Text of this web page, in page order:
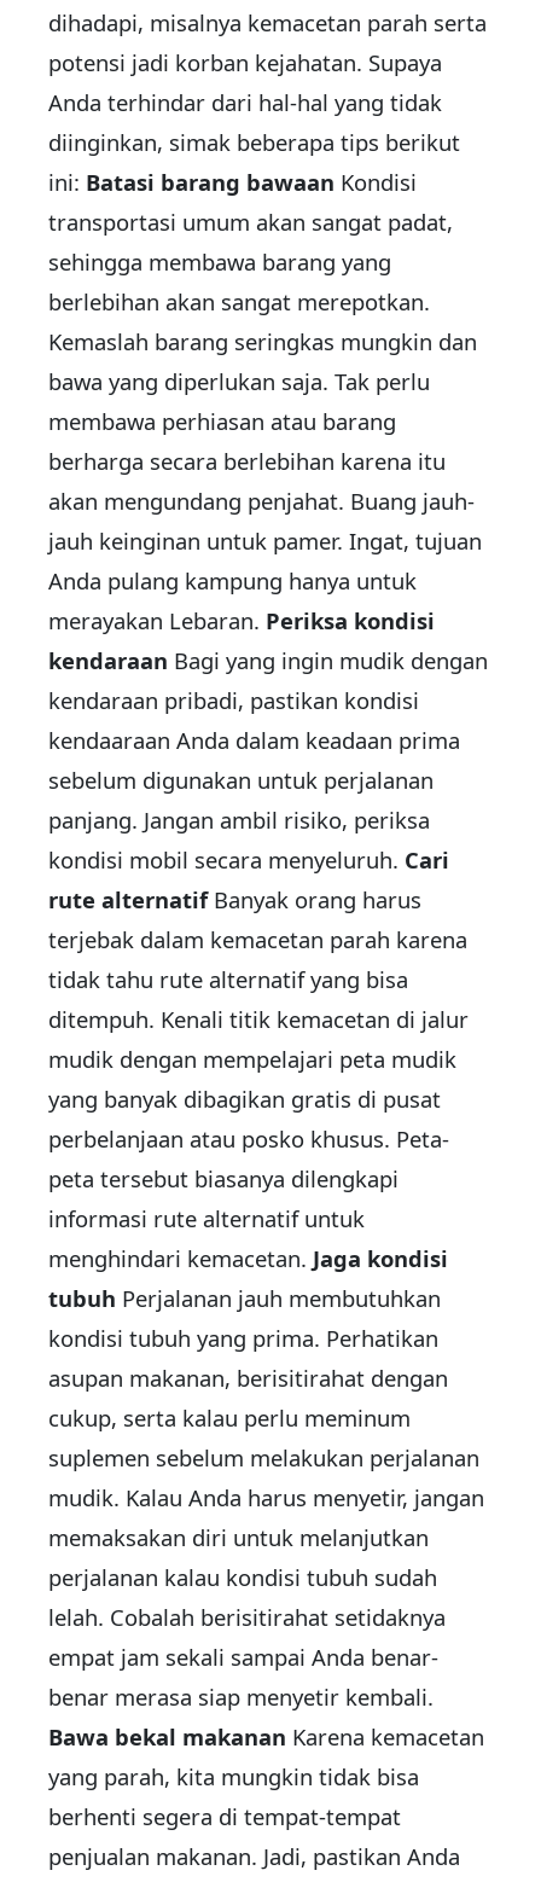
dihadapi, misalnya kemacetan parah serta
potensi jadi korban kejahatan. Supaya
Anda terhindar dari hal-hal yang tidak
diinginkan, simak beberapa tips berikut
ini: Batasi barang bawaan Kondisi
transportasi umum akan sangat padat,
sehingga membawa barang yang
berlebihan akan sangat merepotkan.
Kemaslah barang seringkas mungkin dan
bawa yang diperlukan saja. Tak perlu
membawa perhiasan atau barang
berharga secara berlebihan karena itu
akan mengundang penjahat. Buang jauh-
jauh keinginan untuk pamer. Ingat, tujuan
Anda pulang kampung hanya untuk
merayakan Lebaran. Periksa kondisi
kendaraan Bagi yang ingin mudik dengan
kendaraan pribadi, pastikan kondisi
kendaaraan Anda dalam keadaan prima
sebelum digunakan untuk perjalanan
panjang. Jangan ambil risiko, periksa
kondisi mobil secara menyeluruh. Cari
rute alternatifBanyak orang harus
terjebak dalam kemacetan parah karena
tidak tahu rute alternatif yang bisa
ditempuh. Kenali titik kemacetan di jalur
mudik dengan mempelajari peta mudik
yang banyak dibagikan gratis di pusat
perbelanjaan atau posko khusus. Peta-
peta tersebut biasanya dilengkapi
informasi rute alternatif untuk
menghindari kemacetan. Jaga kondisi
tubuh Perjalanan jauh membutuhkan
kondisi tubuh yang prima. Perhatikan
asupan makanan, berisitirahat dengan
cukup, serta kalau perlu meminum
suplemen sebelum melakukan perjalanan
mudik. Kalau Anda harus menyetir, jangan
memaksakan diri untuk melanjutkan
perjalanan kalau kondisi tubuh sudah
lelah. Cobalah berisitirahat setidaknya
empat jam sekali sampai Anda benar-
benar merasa siap menyetir kembali.
Bawa bekal makanan Karena kemacetan
yang parah, kita mungkin tidak bisa
berhenti segera di tempat-tempat
penjualan makanan. Jadi, pastikan Anda